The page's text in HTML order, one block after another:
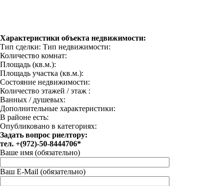
Характеристики объекта недвижимости:
Тип сделки: Тип недвижимости:
Количество комнат:
Площадь (кв.м.):
Площадь участка (кв.м.):
Состояние недвижимости:
Количество этажей / этаж :
Ванных / душевых:
Дополнительные характеристики:
В районе есть:
Опубликовано в категориях:
Задать вопрос риелтору:
тел. +(972)-50-8444706*
Ваше имя (обязательно)
Ваш E-Mail (обязательно)